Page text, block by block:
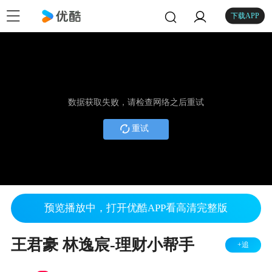
下载APP
数据获取失败，请检查网络之后重试
重试
预览播放中，打开优酷APP看高清完整版
王君豪 林逸宸-理财小帮手 +追